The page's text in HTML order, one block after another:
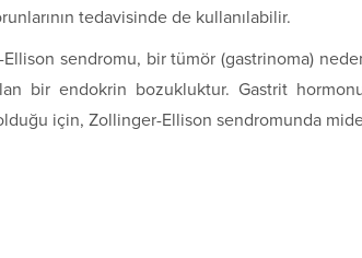
tedavisinde de kullanılabilir.
sendromu, bir tümör (gastrinoma)
bir endokrin bozukluktur. Gastrit
için, Zollinger-Ellison sendromunda